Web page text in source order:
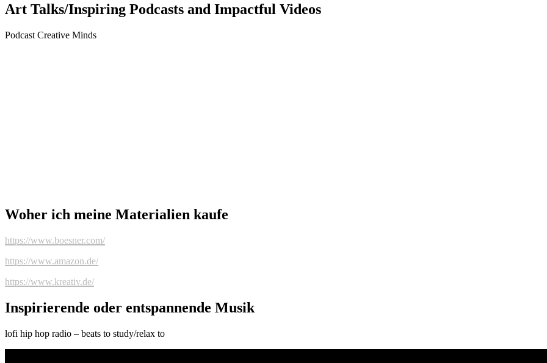
Art Talks/Inspiring Podcasts and Impactful Videos
Podcast Creative Minds
Woher ich meine Materialien kaufe
https://www.boesner.com/
https://www.amazon.de/
https://www.kreativ.de/
Inspirierende oder entspannende Musik
lofi hip hop radio – beats to study/relax to